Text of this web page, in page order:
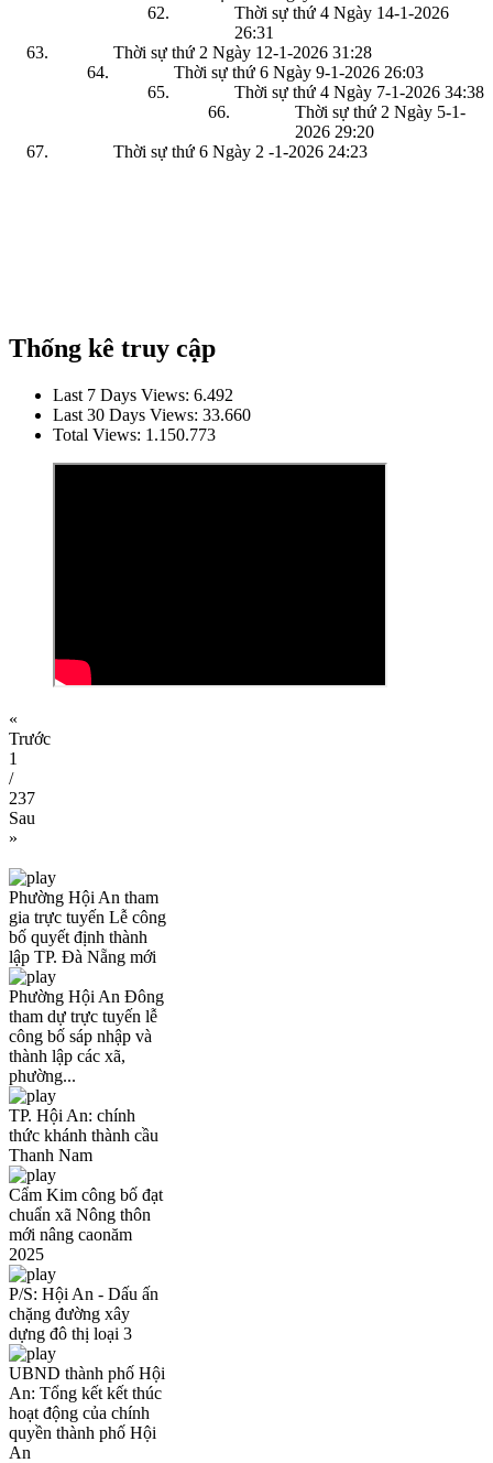
Thời sự thứ 4 Ngày 14-1-2026
26:31
Thời sự thứ 2 Ngày 12-1-2026 31:28
Thời sự thứ 6 Ngày 9-1-2026 26:03
Thời sự thứ 4 Ngày 7-1-2026 34:38
Thời sự thứ 2 Ngày 5-1-
2026 29:20
Thời sự thứ 6 Ngày 2 -1-2026 24:23
Thống kê truy cập
Last 7 Days Views: 6.492
Last 30 Days Views: 33.660
Total Views: 1.150.773
«
Trước
1
/
237
Sau
»
Phường Hội An tham
gia trực tuyến Lễ công
bố quyết định thành
lập TP. Đà Nẵng mới
Phường Hội An Đông
tham dự trực tuyến lễ
công bố sáp nhập và
thành lập các xã,
phường...
TP. Hội An: chính
thức khánh thành cầu
Thanh Nam
Cẩm Kim công bố đạt
chuẩn xã Nông thôn
mới nâng caonăm
2025
P/S: Hội An - Dấu ấn
chặng đường xây
dựng đô thị loại 3
UBND thành phố Hội
An: Tổng kết kết thúc
hoạt động của chính
quyền thành phố Hội
An